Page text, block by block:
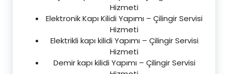
Hizmeti
Elektronik Kapı Kilidi Yapımı – Çilingir Servisi
Hizmeti
Elektrikli kapı kilidi Yapımı – Çilingir Servisi
Hizmeti
Demir kapı kilidi Yapımı – Çilingir Servisi